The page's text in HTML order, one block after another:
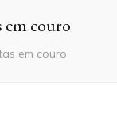
em couro
em couro